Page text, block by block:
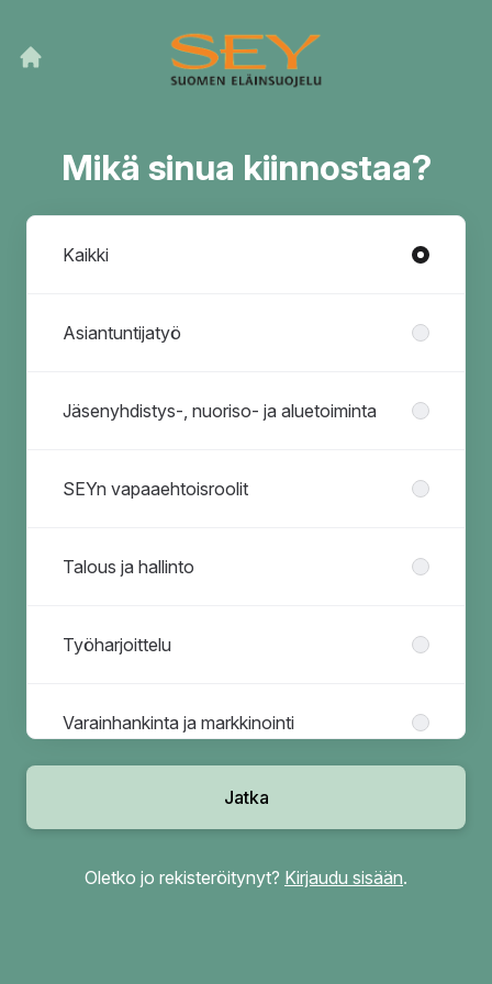
Mikä sinua kiinnostaa?
Osastot
Kaikki
Asiantuntijatyö
Jäsenyhdistys-, nuoriso- ja aluetoiminta
SEYn vapaaehtoisroolit
Talous ja hallinto
Työharjoittelu
Varainhankinta ja markkinointi
Jatka
Oletko jo rekisteröitynyt? Kirjaudu sisään.